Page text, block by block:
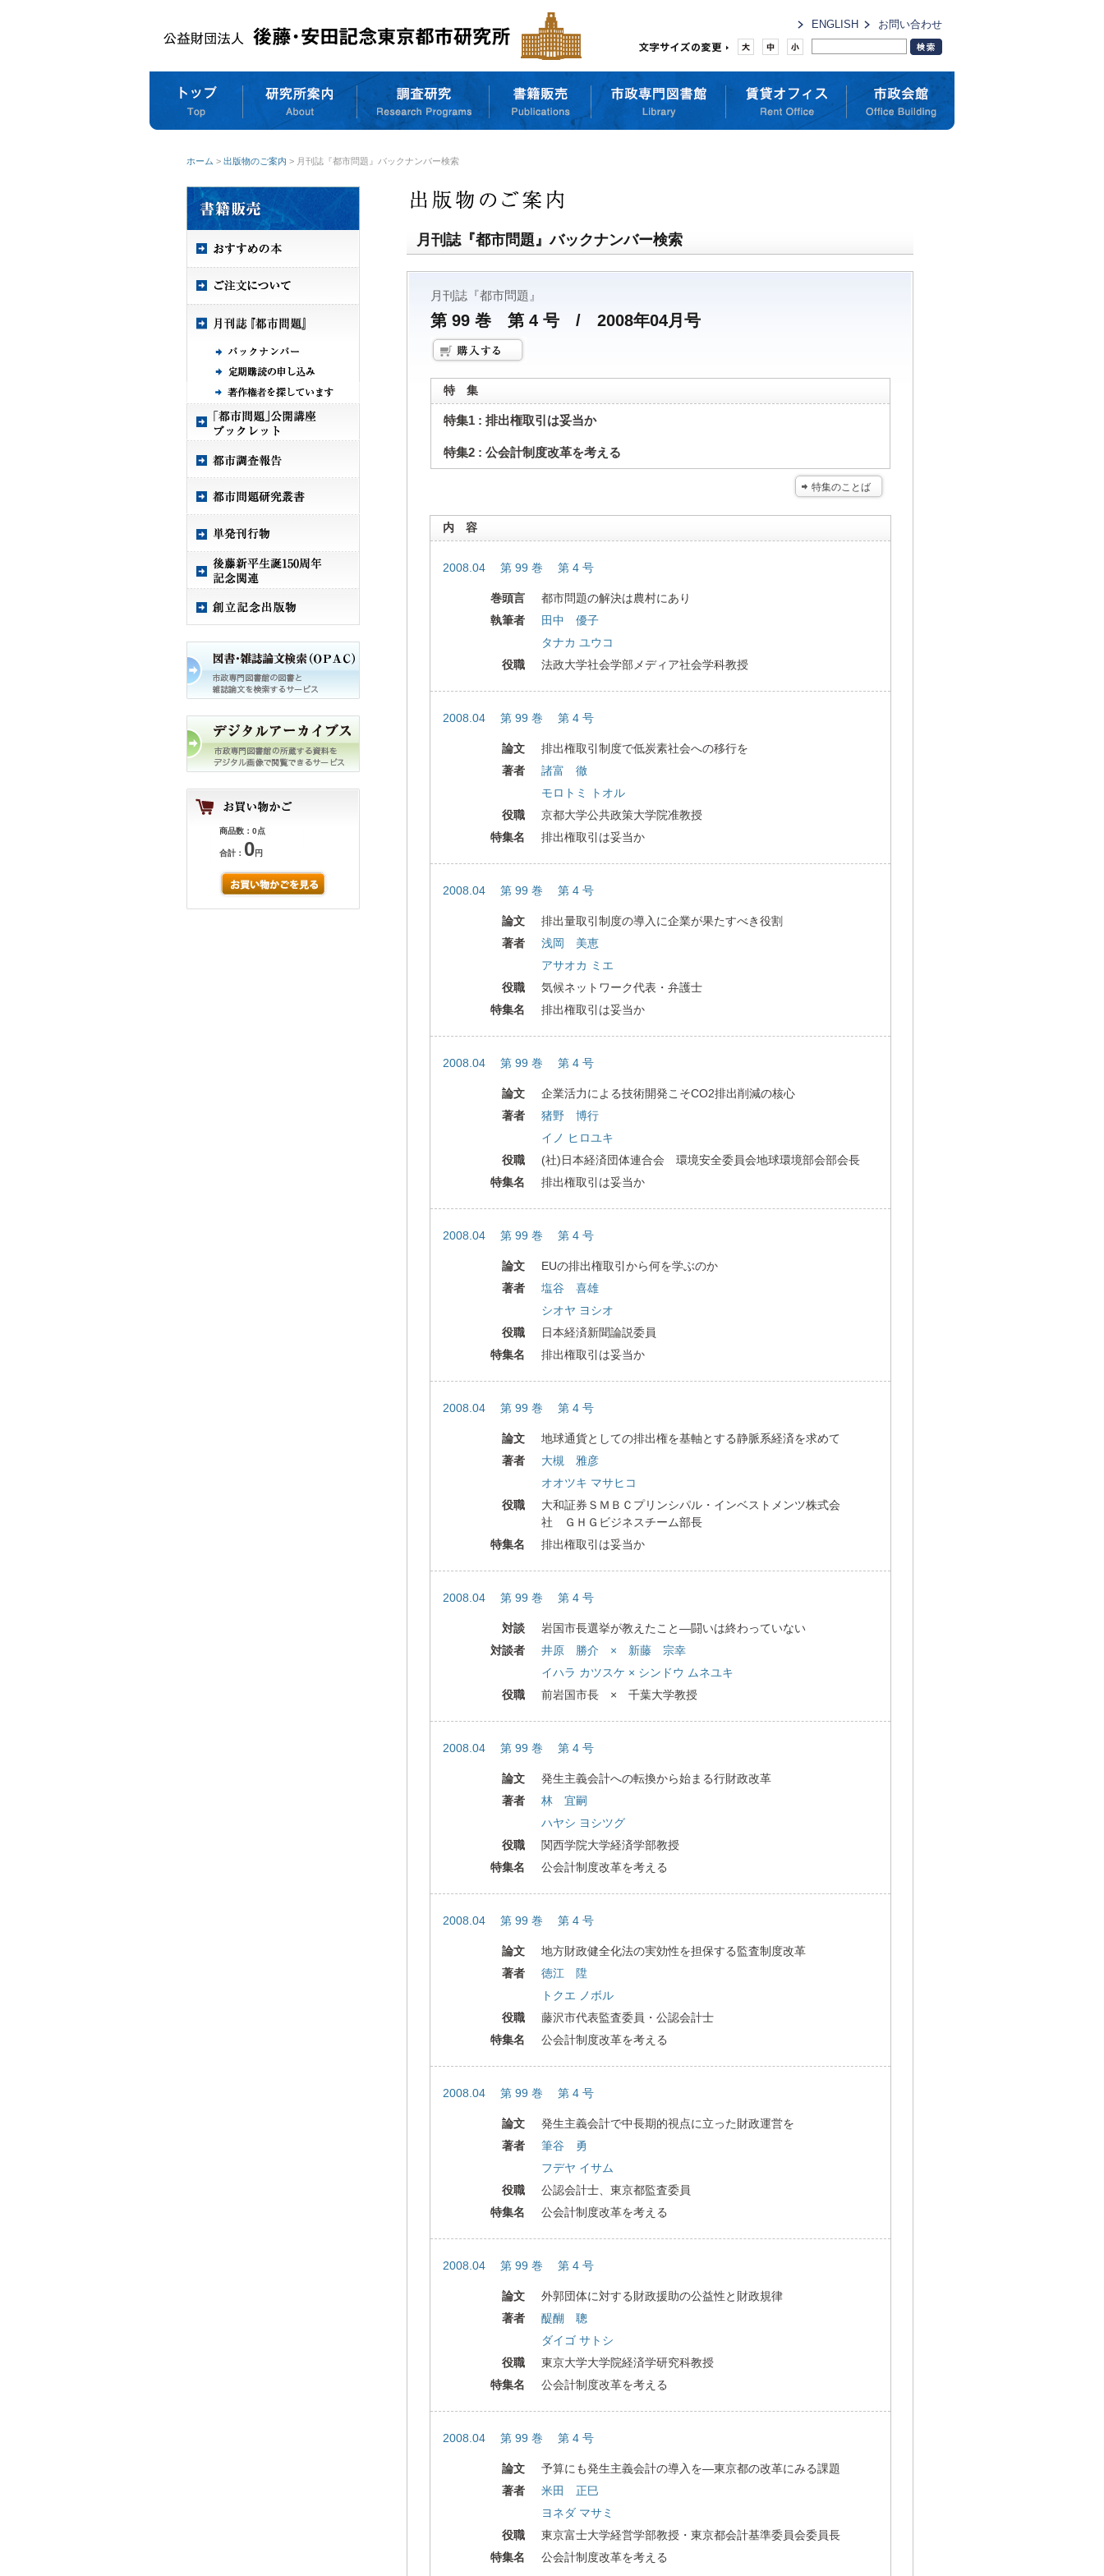
ENGLISH お問い合わせ
ホーム > 出版物のご案内 > 月刊誌『都市問題』バックナンバー検索
商品数：0点
合計： 0円
月刊誌『都市問題』バックナンバー検索
月刊誌『都市問題』
第 99 巻 第 4 号 / 2008年04月号
特 集
特集1 : 排出権取引は妥当か
特集2 : 公会計制度改革を考える
特集のことば
内 容
2008.04 第 99 巻 第 4 号
巻頭言
都市問題の解決は農村にあり
執筆者
田中 優子
タナカ ユウコ
役職
法政大学社会学部メディア社会学科教授
2008.04 第 99 巻 第 4 号
論文
排出権取引制度で低炭素社会への移行を
著者
諸富 徹
モロトミ トオル
役職
京都大学公共政策大学院准教授
特集名
排出権取引は妥当か
2008.04 第 99 巻 第 4 号
論文
排出量取引制度の導入に企業が果たすべき役割
著者
浅岡 美恵
アサオカ ミエ
役職
気候ネットワーク代表・弁護士
特集名
排出権取引は妥当か
2008.04 第 99 巻 第 4 号
論文
企業活力による技術開発こそCO2排出削減の核心
著者
猪野 博行
イノ ヒロユキ
役職
(社)日本経済団体連合会 環境安全委員会地球環境部会部会長
特集名
排出権取引は妥当か
2008.04 第 99 巻 第 4 号
論文
EUの排出権取引から何を学ぶのか
著者
塩谷 喜雄
シオヤ ヨシオ
役職
日本経済新聞論説委員
特集名
排出権取引は妥当か
2008.04 第 99 巻 第 4 号
論文
地球通貨としての排出権を基軸とする静脈系経済を求めて
著者
大槻 雅彦
オオツキ マサヒコ
役職
大和証券ＳＭＢＣプリンシパル・インベストメンツ株式会
社 ＧＨＧビジネスチーム部長
特集名
排出権取引は妥当か
2008.04 第 99 巻 第 4 号
対談
岩国市長選挙が教えたこと―闘いは終わっていない
対談者
井原 勝介 × 新藤 宗幸
イハラ カツスケ × シンドウ ムネユキ
役職
前岩国市長 × 千葉大学教授
2008.04 第 99 巻 第 4 号
論文
発生主義会計への転換から始まる行財政改革
著者
林 宜嗣
ハヤシ ヨシツグ
役職
関西学院大学経済学部教授
特集名
公会計制度改革を考える
2008.04 第 99 巻 第 4 号
論文
地方財政健全化法の実効性を担保する監査制度改革
著者
徳江 陞
トクエ ノボル
役職
藤沢市代表監査委員・公認会計士
特集名
公会計制度改革を考える
2008.04 第 99 巻 第 4 号
論文
発生主義会計で中長期的視点に立った財政運営を
著者
筆谷 勇
フデヤ イサム
役職
公認会計士、東京都監査委員
特集名
公会計制度改革を考える
2008.04 第 99 巻 第 4 号
論文
外郭団体に対する財政援助の公益性と財政規律
著者
醍醐 聰
ダイゴ サトシ
役職
東京大学大学院経済学研究科教授
特集名
公会計制度改革を考える
2008.04 第 99 巻 第 4 号
論文
予算にも発生主義会計の導入を―東京都の改革にみる課題
著者
米田 正巳
ヨネダ マサミ
役職
東京富士大学経営学部教授・東京都会計基準委員会委員長
特集名
公会計制度改革を考える